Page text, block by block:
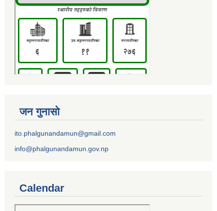
जन गुनासो
ito.phalgunandamun@gmail.com
info@phalgunandamun.gov.np
Calendar